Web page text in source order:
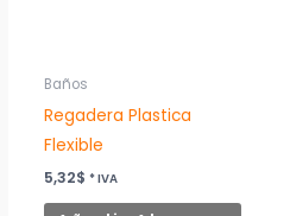
Baños
Regadera Plastica
Flexible
5,32$ * IVA